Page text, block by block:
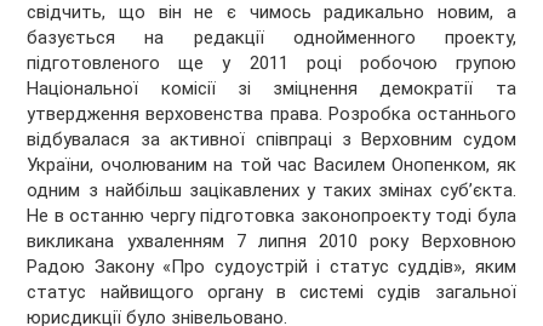
свідчить, що він не є чимось радикально новим, а
базується на редакції однойменного проекту,
підготовленого ще у 2011 році робочою групою
Національної комісії зі зміцнення демократії та
утвердження верховенства права. Розробка останнього
відбувалася за активної співпраці з Верховним судом
України, очолюваним на той час Василем Онопенком, як
одним з найбільш зацікавлених у таких змінах суб’єкта.
Не в останню чергу підготовка законопроекту тоді була
викликана ухваленням 7 липня 2010 року Верховною
Радою Закону «Про судоустрій і статус суддів», яким
статус найвищого органу в системі судів загальної
юрисдикції було знівельовано.